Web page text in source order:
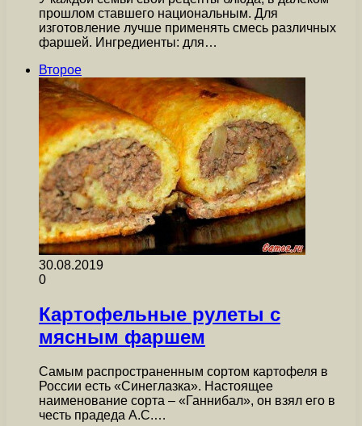
прошлом ставшего национальным. Для
изготовление лучше применять смесь различных
фаршей. Ингредиенты: для…
Второе
30.08.2019
0
Картофельные рулеты с
мясным фаршем
Самым распространенным сортом картофеля в
России есть «Синеглазка». Настоящее
наименование сорта – «Ганнибал», он взял его в
честь прадеда А.С.…